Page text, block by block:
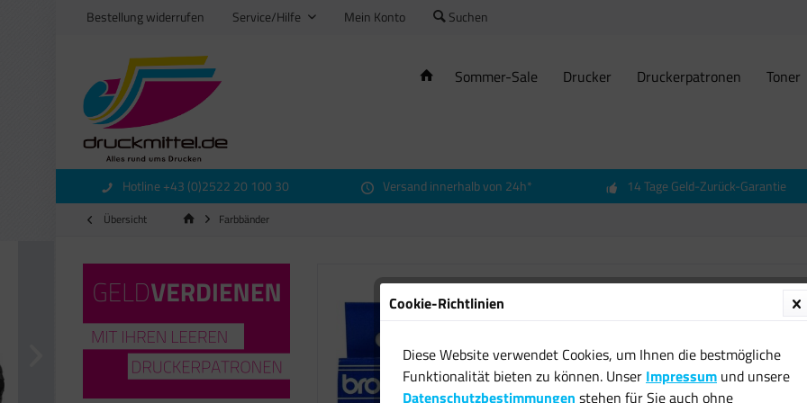
Bestellung widerrufen Service/Hilfe Mein Konto Suchen
Sommer-Sale Drucker Druckerpatronen Toner
Hotline +43 (0)2522 20 100 30 Versand innerhalb von 24h* 14 Tage Geld-Zurück-Garantie
Übersicht Farbbänder
M91
matt
Touch 8e
Cookie-Richtlinien
Diese Website verwendet Cookies, um Ihnen die bestmögliche
Funktionalität bieten zu können. Unser Impressum und unsere
Datenschutzbestimmungen stehen für Sie auch ohne